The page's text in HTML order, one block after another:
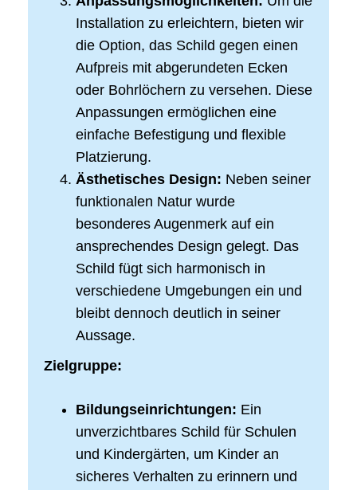
Installation zu erleichtern, bieten wir
die Option, das Schild gegen einen
Aufpreis mit abgerundeten Ecken
oder Bohrlöchern zu versehen. Diese
Anpassungen ermöglichen eine
einfache Befestigung und flexible
Platzierung.
Ästhetisches Design: Neben seiner
funktionalen Natur wurde
besonderes Augenmerk auf ein
ansprechendes Design gelegt. Das
Schild fügt sich harmonisch in
verschiedene Umgebungen ein und
bleibt dennoch deutlich in seiner
Aussage.
Zielgruppe:
Bildungseinrichtungen: Ein
unverzichtbares Schild für Schulen
und Kindergärten, um Kinder an
sicheres Verhalten zu erinnern und